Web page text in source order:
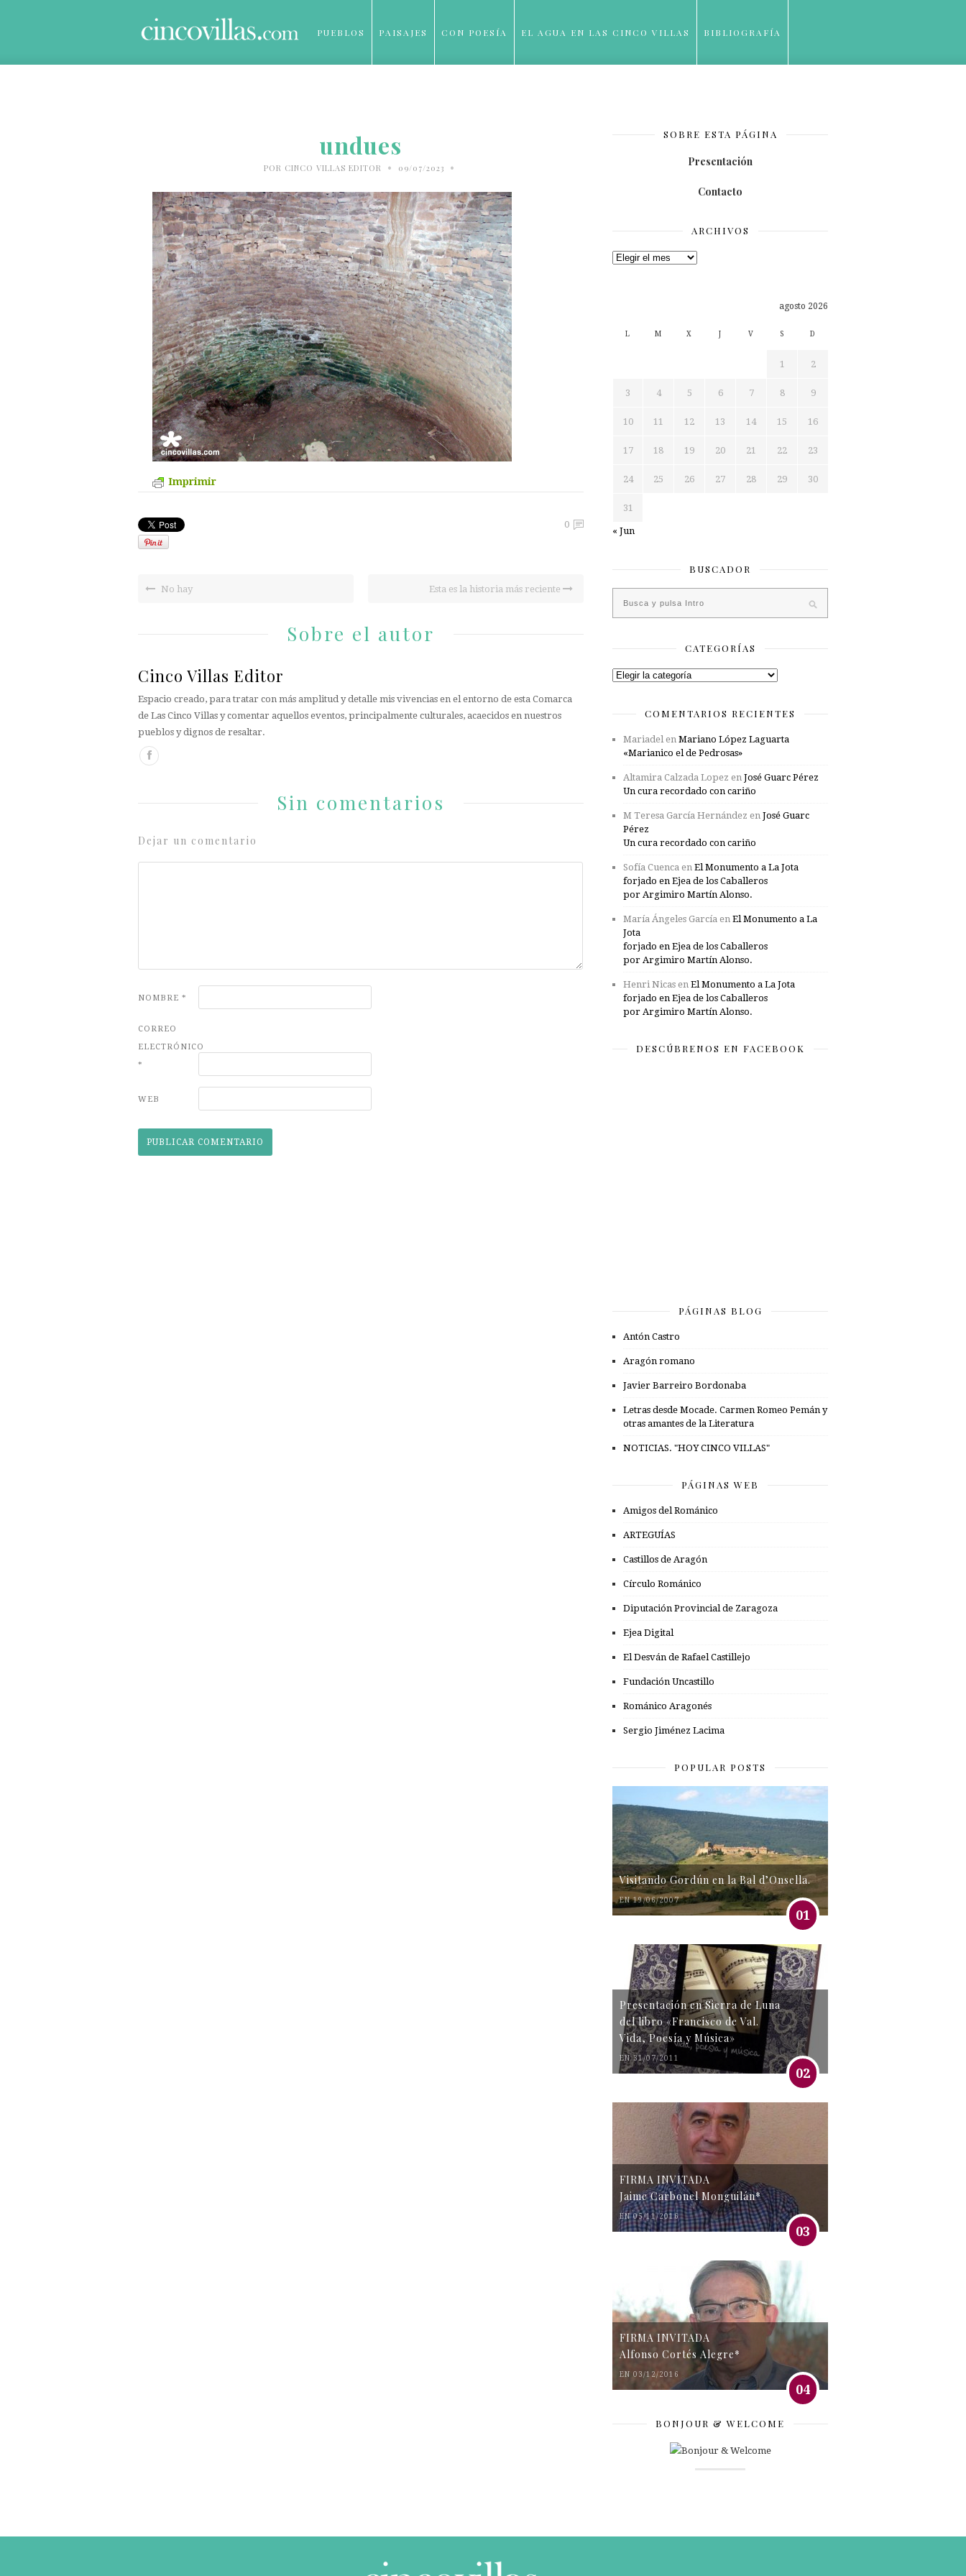
PUEBLOS PAISAJES CON POESÍA EL AGUA EN LAS CINCO VILLAS BIBLIOGRAFÍA
undues
POR CINCO VILLAS EDITOR • 09/07/2023 •
Imprimir
0
No hay Esta es la historia más reciente
Sobre el autor
Cinco Villas Editor
Espacio creado, para tratar con más amplitud y detalle mis vivencias en el entorno de esta Comarca
de Las Cinco Villas y comentar aquellos eventos, principalmente culturales, acaecidos en nuestros
pueblos y dignos de resaltar.
Sin comentarios
Dejar un comentario
NOMBRE *
CORREO
ELECTRÓNICO
*
WEB
SOBRE ESTA PÁGINA
Presentación
Contacto
ARCHIVOS
Archivos
agosto 2026
L M X J V S D
1 2
3 4 5 6 7 8 9
10 11 12 13 14 15 16
17 18 19 20 21 22 23
24 25 26 27 28 29 30
31
« Jun
BUSCADOR
CATEGORÍAS
Categorías
COMENTARIOS RECIENTES
Mariadelen Mariano López Laguarta
«Marianico el de Pedrosas»
Altamira Calzada Lopez en José Guarc Pérez
Un cura recordado con cariño
M Teresa García Hernández en José Guarc
Pérez
Un cura recordado con cariño
Sofía Cuenca en El Monumento a La Jota
forjado en Ejea de los Caballeros
por Argimiro Martín Alonso.
María Ángeles García en El Monumento a La
Jota
forjado en Ejea de los Caballeros
por Argimiro Martín Alonso.
Henri Nicas en El Monumento a La Jota
forjado en Ejea de los Caballeros
por Argimiro Martín Alonso.
DESCÚBRENOS EN FACEBOOK
PÁGINAS BLOG
Antón Castro
Aragón romano
Javier Barreiro Bordonaba
Letras desde Mocade. Carmen Romeo Pemán y
otras amantes de la Literatura
NOTICIAS. "HOY CINCO VILLAS"
PÁGINAS WEB
Amigos del Románico
ARTEGUÍAS
Castillos de Aragón
Círculo Románico
Diputación Provincial de Zaragoza
Ejea Digital
El Desván de Rafael Castillejo
Fundación Uncastillo
Románico Aragonés
Sergio Jiménez Lacima
POPULAR POSTS
Visitando Gordún en la Bal d’Onsella.
EN 19/06/2007
01
Presentación en Sierra de Luna
del libro «Francisco de Val.
Vida, Poesía y Música»
EN 31/07/2011
02
FIRMA INVITADA
Jaime Carbonel Monguilán*
EN 05/11/2016
03
FIRMA INVITADA
Alfonso Cortés Alegre*
EN 03/12/2016
04
BONJOUR & WELCOME